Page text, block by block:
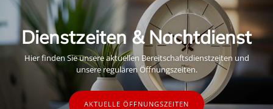
Dienstzeiten & Nachtdienst
Hier finden Sie unsere aktuellen Bereitschaftsdienstzeiten und
unsere regulären Öffnungszeiten.
AKTUELLE ÖFFNUNGSZEITEN